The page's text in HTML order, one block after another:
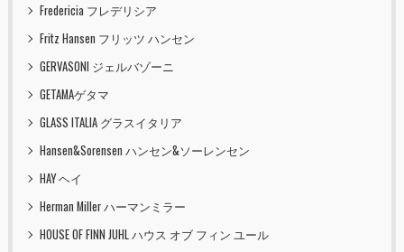
Fredericia フレデリシア
Fritz Hansen フリッツ ハンセン
GERVASONI ジェルバゾーニ
GETAMAゲタマ
GLASS ITALIA グラスイタリア
Hansen&Sorensen ハンセン&ソーレンセン
HAY ヘイ
Herman Miller ハーマンミラー
HOUSE OF FINN JUHL ハウス オブ フィン ユール